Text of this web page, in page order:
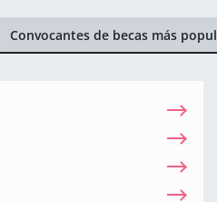
Convocantes de becas más